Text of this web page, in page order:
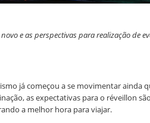
e as perspectivas para realização de
já começou a se movimentar ainda
as expectativas para o réveillon
a melhor hora para viajar.